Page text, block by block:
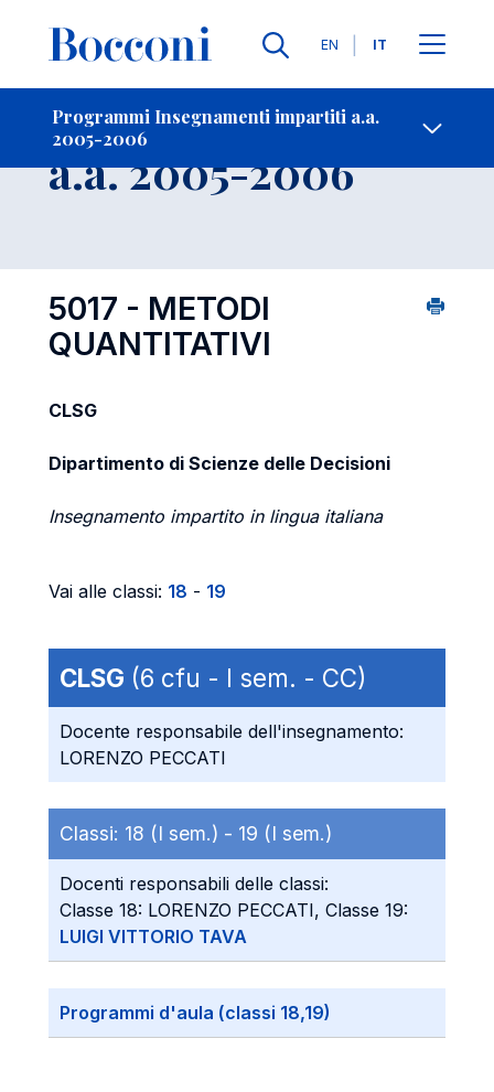
Lingue
EN IT
Programmi Insegnamenti impartiti a.a.
2005-2006
-
Insegnamento
a.a. 2005-2006
5017 - METODI
QUANTITATIVI
CLSG
Dipartimento di Scienze delle Decisioni
Insegnamento impartito in lingua italiana
Vai alle classi: 18 - 19
CLSG (6 cfu - I sem. - CC)
Docente responsabile dell'insegnamento:
LORENZO PECCATI
Classi: 18 (I sem.) - 19 (I sem.)
Docenti responsabili delle classi:
Classe 18: LORENZO PECCATI, Classe 19:
LUIGI VITTORIO TAVA
Programmi d'aula (classi 18,19)